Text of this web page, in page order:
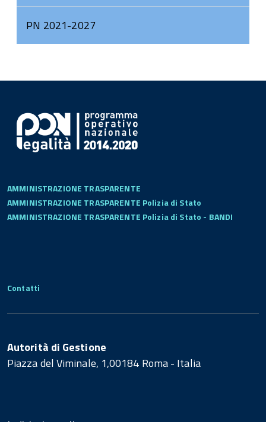
PN 2021-2027
AMMINISTRAZIONE TRASPARENTE
AMMINISTRAZIONE TRASPARENTE Polizia di Stato
AMMINISTRAZIONE TRASPARENTE Polizia di Stato - BANDI
Contatti
Autorità di Gestione
Piazza del Viminale, 1,00184 Roma - Italia